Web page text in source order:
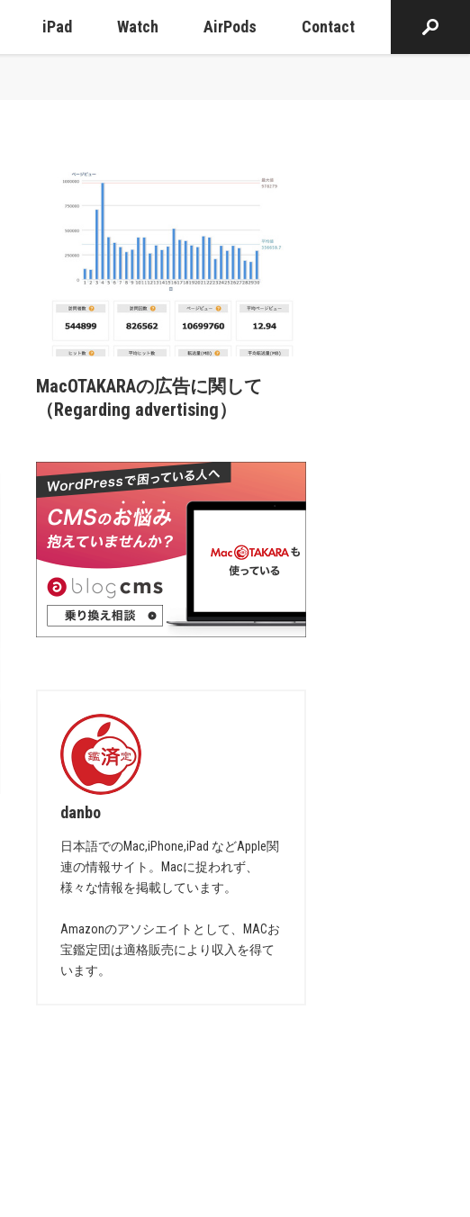
iPad Watch AirPods Contact
MacOTAKARAの広告に関して
（Regarding advertising）
danbo
日本語でのMac,iPhone,iPad などApple関
連の情報サイト。Macに捉われず、
様々な情報を掲載しています。
Amazonのアソシエイトとして、MACお
宝鑑定団は適格販売により収入を得て
います。